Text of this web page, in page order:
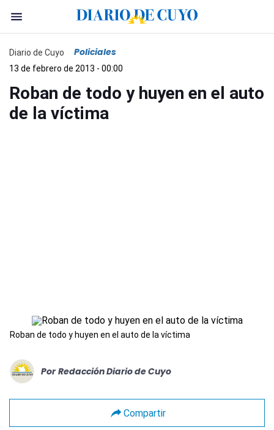
Diario de Cuyo Policiales
13 de febrero de 2013 - 00:00
Roban de todo y huyen en el auto
de la víctima
Roban de todo y huyen en el auto de la víctima
Por Redacción Diario de Cuyo
Compartir